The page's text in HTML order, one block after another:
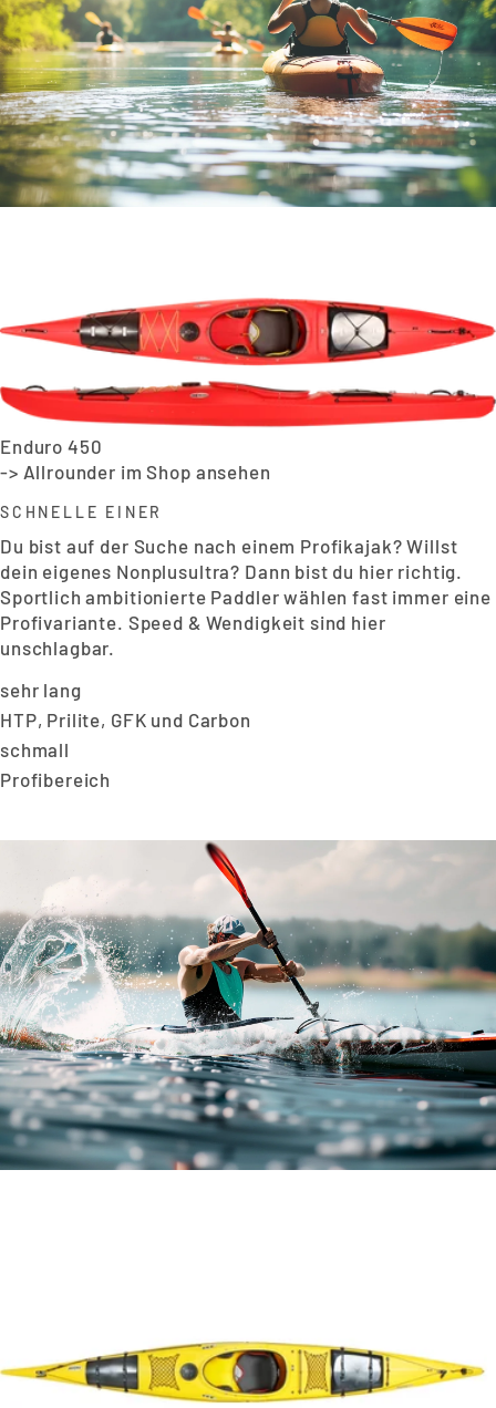
Enduro 450
-> Allrounder im Shop ansehen
SCHNELLE EINER
Du bist auf der Suche nach einem Profikajak? Willst
dein eigenes Nonplusultra? Dann bist du hier richtig.
Sportlich ambitionierte Paddler wählen fast immer eine
Profivariante. Speed & Wendigkeit sind hier
unschlagbar.
sehr lang
HTP, Prilite, GFK und Carbon
schmall
Profibereich